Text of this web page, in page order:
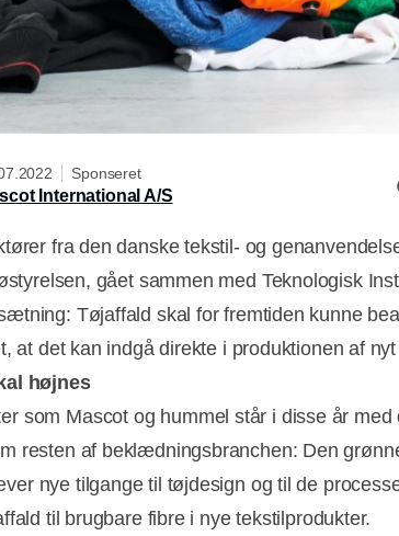
Sponseret
International A/S
fra den danske tekstil- og
gået sammen med Teknologisk
Tøjaffald skal for fremtiden kunne
at det kan indgå direkte i produktionen af
højnes
som Mascot og hummel står i disse år med
resten af beklædningsbranchen: Den
nye tilgange til tøjdesign og til de
til brugbare fibre i nye tekstilprodukter.